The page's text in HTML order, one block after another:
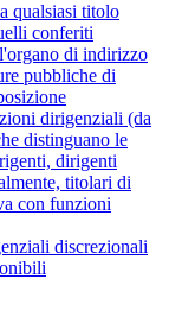
qualsiasi titolo
conferiti
di indirizzo
pubbliche di
dirigenziali (da
distinguano le
dirigenti
titolari di
con funzioni
discrezionali